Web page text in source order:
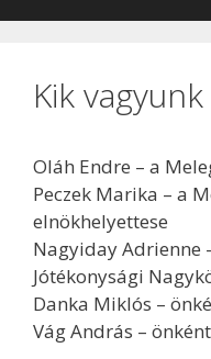
Kik vagyunk
Oláh Endre – a
Peczek Marika – a
elnökhelyettese
Nagyiday Adrienne
Jótékonysági
Danka Miklós –
Vág András –